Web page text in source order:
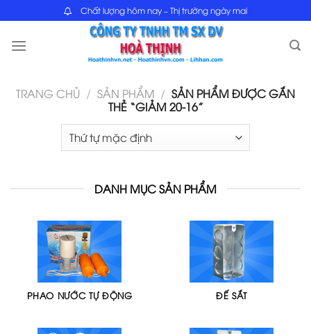
content
Chất lượng hôm nay – Thị trường ngày mai
TRANG CHỦ / SẢN PHẨM / SẢN PHẨM ĐƯỢC GẮN
THẺ “GIẢM 20-16”
DANH MỤC SẢN PHẨM
PHAO NƯỚC TỰ ĐỘNG ĐẾ SẮT